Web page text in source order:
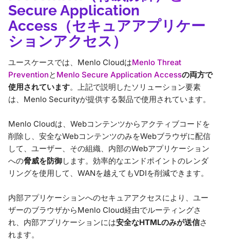
Secure Application
Access（セキュアアプリケー
ションアクセス）
ユースケースでは、Menlo CloudはMenlo Threat
Preventionと Menlo Secure Application Accessの両方で
使用されています。上記で説明したソリューション要素
は、Menlo Securityが提供する製品で使用されています。
Menlo Cloudは、Webコンテンツからアクティブコードを
削除し、安全なWebコンテンツのみをWebブラウザに配信
して、ユーザー、その組織、内部のWebアプリケーション
への脅威を防御します。効率的なエンドポイントのレンダ
リングを使用して、WANを越えてもVDIを削減できます。
内部アプリケーションへのセキュアアクセスにより、ユー
ザーのブラウザからMenlo Cloud経由でルーティングさ
れ、内部アプリケーションには安全なHTMLのみが送信さ
れます。